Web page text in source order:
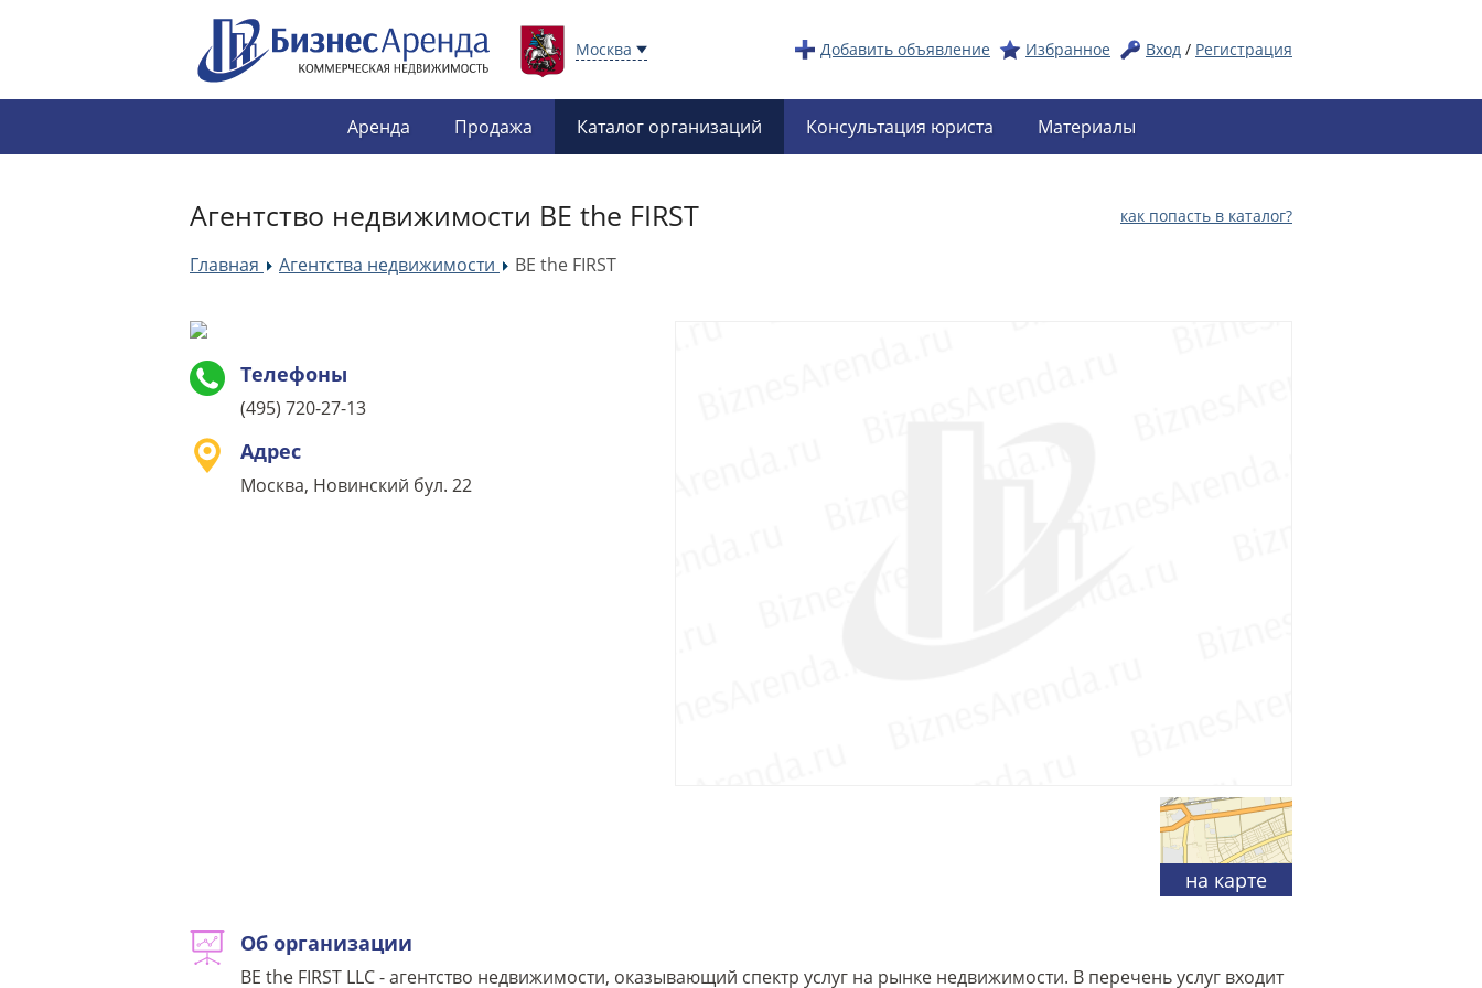
Москва Добавить объявление Избранное Вход / Регистрация
Аренда Продажа Каталог организаций Консультация юриста Материалы
как попасть в каталог?
Агентство недвижимости BE the FIRST
Главная »
Агентства недвижимости »BE the FIRST
на карте
Телефоны
(495) 720-27-13
Адрес
Москва, Новинский бул. 22
Об организации
BE the FIRST LLC - агентство недвижимости, оказывающий спектр услуг на рынке недвижимости. В перечень услуг входит